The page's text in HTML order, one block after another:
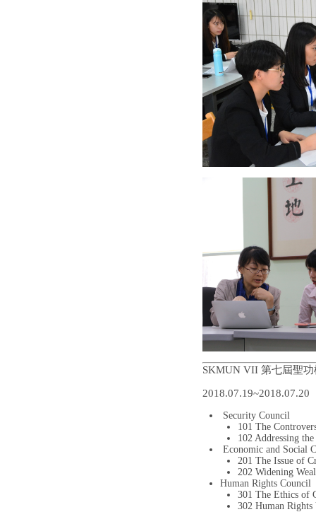
SKMUN VII 第七屆聖
2018.07.19~2018.07.20
Security Council
101 The
102 Addressing
Economic and Social
201 The Issue of
202 Widening
Human Rights Council
301 The Ethics of
302 Human